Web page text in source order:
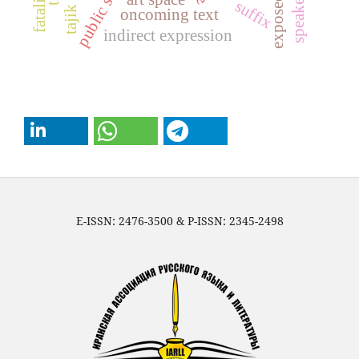
oncoming text suffix
indirect expression
E-ISSN: 2476-3500 & P-ISSN: 2345-2498